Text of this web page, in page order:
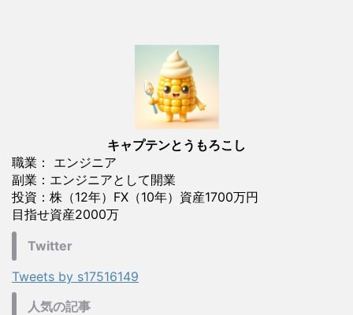
キャプテンとうもろこし
職業： エンジニア
副業：エンジニアとして開業
投資：株（12年）FX（10年）資産1700万円
目指せ資産2000万
Twitter
Tweets by s17516149
人気の記事